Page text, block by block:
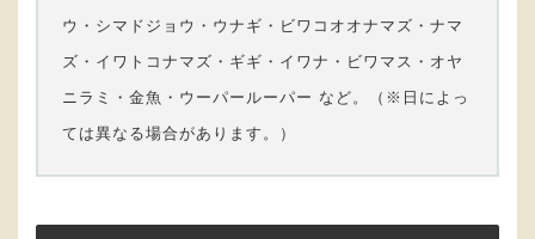
ウ・シマドジョウ・ウナギ・ビワコオオナマズ・ナマ
ズ・イワトコナマズ・ギギ・イワナ・ビワマス・オヤ
ニラミ・金魚・ウーパールーパー など。（※日によっ
ては異なる場合があります。）